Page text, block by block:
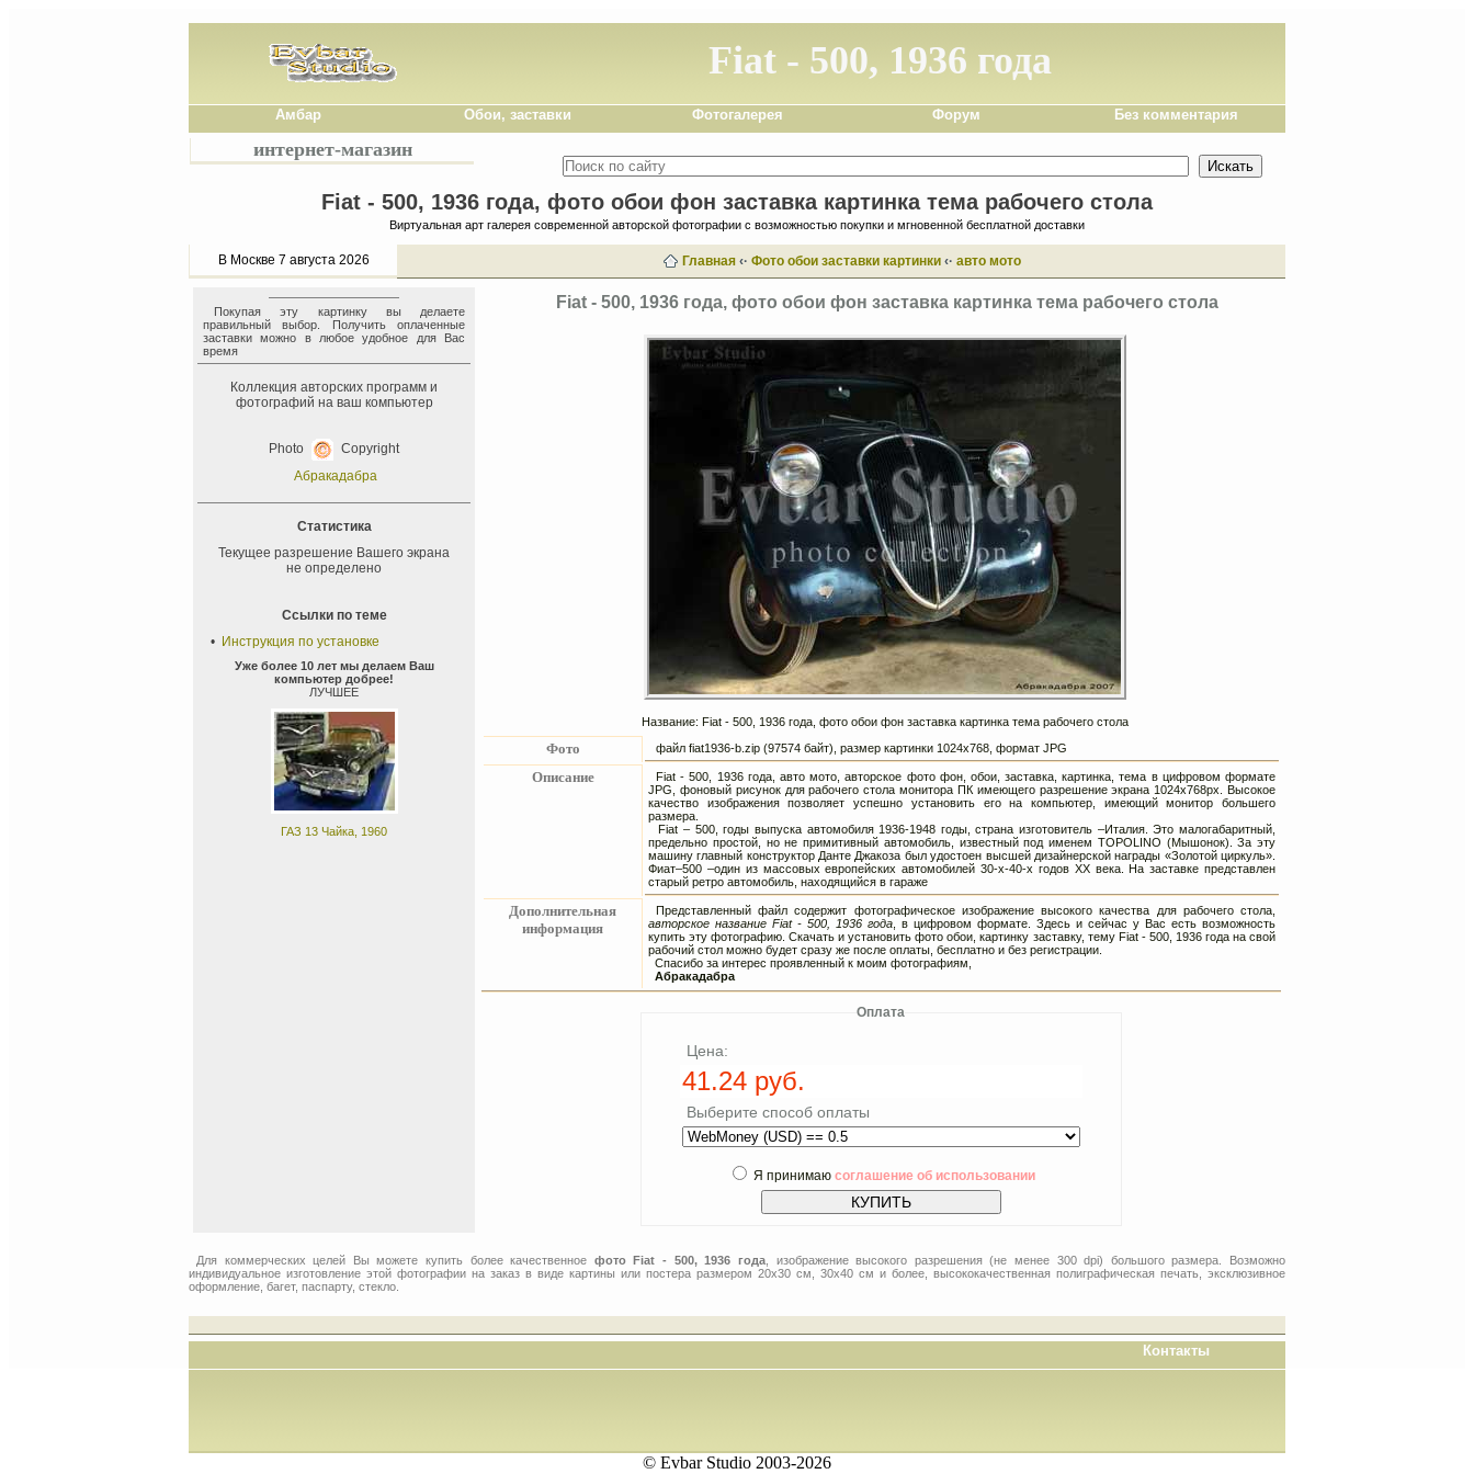
Fiat - 500, 1936 года
Амбар Обои, заставки Фотогалерея Форум Без комментария
интернет-магазин
Fiat - 500, 1936 года, фото обои фон заставка картинка тема рабочего стола
Виртуальная арт галерея современной авторской фотографии с возможностью покупки и мгновенной бесплатной доставки
В Москве 7 августа 2026 Главная‹· Фото обои заставки картинки‹· авто мото
Покупая эту картинку вы делаете
правильный выбор. Получить оплаченные
заставки можно в любое удобное для Вас
время
Коллекция авторских программ и
фотографий на ваш компьютер
Photo
Copyright
Абракадабра
Статистика
Текущее разрешение Вашего экрана
не определено
Ссылки по теме
• Инструкция по установке
Уже более 10 лет мы делаем Ваш
компьютер добрее!
ЛУЧШЕЕ
ГАЗ 13 Чайка, 1960
Fiat - 500, 1936 года, фото обои фон заставка картинка тема рабочего стола
Название: Fiat - 500, 1936 года, фото обои фон заставка картинка тема рабочего стола
Фото файл fiat1936-b.zip (97574 байт), размер картинки 1024х768, формат JPG
Описание
Fiat - 500, 1936 года, авто мото, авторское фото фон, обои, заставка, картинка, тема в цифровом формате
JPG, фоновый рисунок для рабочего стола монитора ПК имеющего разрешение экрана 1024х768px. Высокое
качество изображения позволяет успешно установить его на компьютер, имеющий монитор большего
размера.
Fiat – 500, годы выпуска автомобиля 1936-1948 годы, страна изготовитель –Италия. Это малогабаритный,
предельно простой, но не примитивный автомобиль, известный под именем TOPOLINO (Мышонок). За эту
машину главный конструктор Данте Джакоза был удостоен высшей дизайнерской награды «Золотой циркуль».
Фиат–500 –один из массовых европейских автомобилей 30-х-40-х годов ХХ века. На заставке представлен
старый ретро автомобиль, находящийся в гараже
Дополнительная
информация
Представленный файл содержит фотографическое изображение высокого качества для рабочего стола,
авторское название Fiat - 500, 1936 года , в цифровом формате. Здесь и сейчас у Вас есть возможность
купить эту фотографию. Скачать и установить фото обои, картинку заставку, тему Fiat - 500, 1936 года на свой
рабочий стол можно будет сразу же после оплаты, бесплатно и без регистрации.
Спасибо за интерес проявленный к моим фотографиям,
Абракадабра
Оплата
Цена:
Выберите способ оплаты
Я принимаю соглашение об использовании
Для коммерческих целей Вы можете купить более качественное фото Fiat - 500, 1936 года, изображение высокого разрешения (не менее 300 dpi) большого размера. Возможно
индивидуальное изготовление этой фотографии на заказ в виде картины или постера размером 20x30 см, 30x40 см и более, высококачественная полиграфическая печать, эксклюзивное
оформление, багет, паспарту, стекло.
Контакты
© Evbar Studio 2003-2026